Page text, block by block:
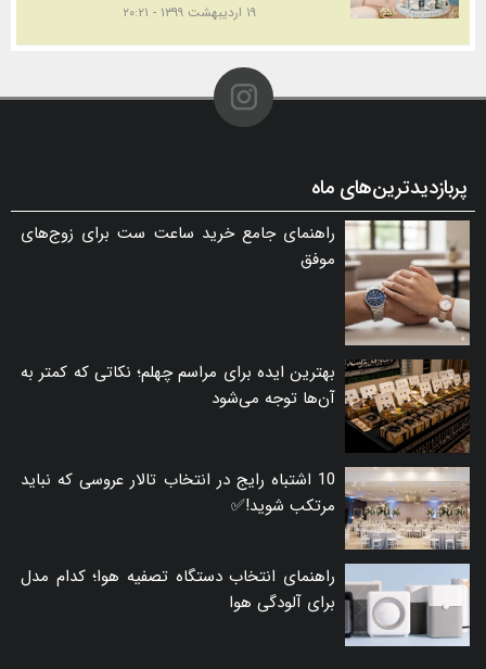
۱۹ اردیبهشت ۱۳۹۹ - ۲۰:۲۱
پربازدیدترین‌های ماه
راهنمای جامع خرید ساعت ست برای زوج‌های
موفق
بهترین ایده برای مراسم چهلم؛ نکاتی که کمتر به
آن‌ها توجه می‌شود
10 اشتباه رایج در انتخاب تالار عروسی که نباید
مرتکب شوید!✅
راهنمای انتخاب دستگاه تصفیه هوا؛ کدام مدل
برای آلودگی هوا